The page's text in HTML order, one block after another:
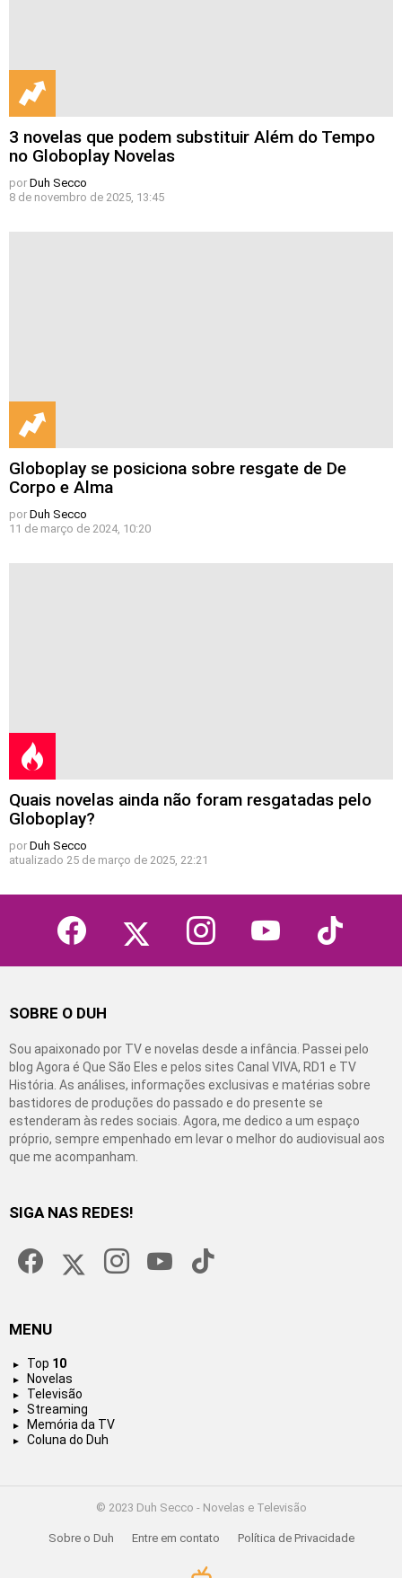
3 novelas que podem substituir Além do Tempo
no Globoplay Novelas
por Duh Secco
8 de novembro de 2025, 13:45
Globoplay se posiciona sobre resgate de De
Corpo e Alma
por Duh Secco
11 de março de 2024, 10:20
Quais novelas ainda não foram resgatadas pelo
Globoplay?
por Duh Secco
atualizado 25 de março de 2025, 22:21
facebook instagram youtube tiktok
SOBRE O DUH
Sou apaixonado por TV e novelas desde a infância. Passei pelo
blog Agora é Que São Eles e pelos sites Canal VIVA, RD1 e TV
História. As análises, informações exclusivas e matérias sobre
bastidores de produções do passado e do presente se
estenderam às redes sociais. Agora, me dedico a um espaço
próprio, sempre empenhado em levar o melhor do audiovisual aos
que me acompanham.
SIGA NAS REDES!
MENU
Top 10
Novelas
Televisão
Streaming
Memória da TV
Coluna do Duh
© 2023 Duh Secco - Novelas e Televisão
Sobre o Duh Entre em contato Política de Privacidade